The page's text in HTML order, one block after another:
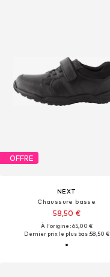
OFFRE
NEXT
Chaussure basse
58,50 €
À l'origine : 65,00 €
Dernier prix le plus bas :58,50 €